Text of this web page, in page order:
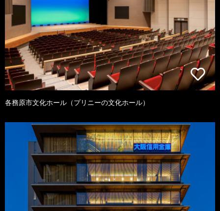
各務原市文化ホール（プリニーの文化ホール）